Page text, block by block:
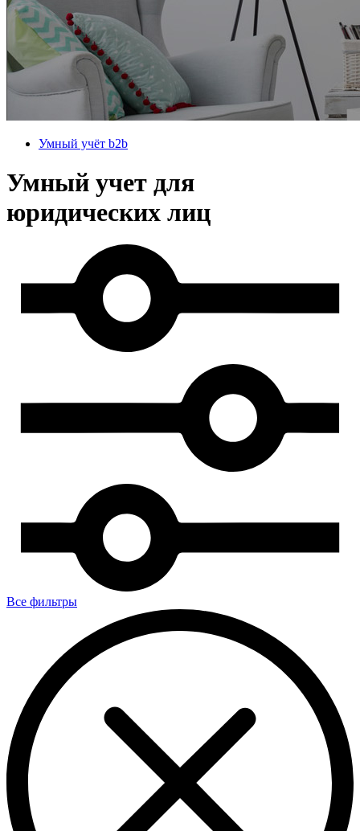
Умный учёт b2b
Умный учет для
юридических лиц
Все фильтры